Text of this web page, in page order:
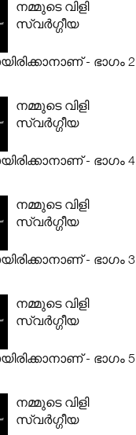
നമ്മുടെ വിളി
സ്വർഗ്ഗീയ
- ഭാഗം 2
നമ്മുടെ വിളി
സ്വർഗ്ഗീയ
- ഭാഗം 4
നമ്മുടെ വിളി
സ്വർഗ്ഗീയ
- ഭാഗം 3
നമ്മുടെ വിളി
സ്വർഗ്ഗീയ
- ഭാഗം 5
നമ്മുടെ വിളി
സ്വർഗ്ഗീയ